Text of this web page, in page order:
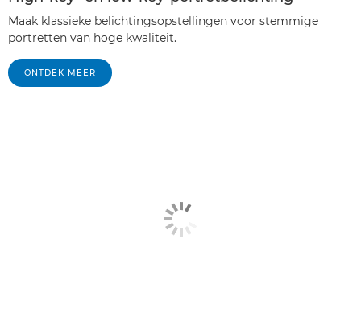
Maak klassieke belichtingsopstellingen voor stemmige
portretten van hoge kwaliteit.
ONTDEK MEER